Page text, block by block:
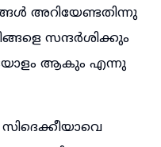
അറിയേണ്ടതിന്നു
സന്ദർശിക്കും
ആകും എന്നു